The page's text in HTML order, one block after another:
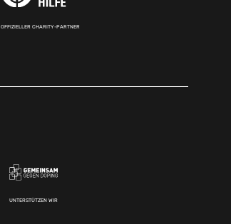
OFFIZIELLER CHARITY-PARTNER
UNTERSTÜTZEN WIR